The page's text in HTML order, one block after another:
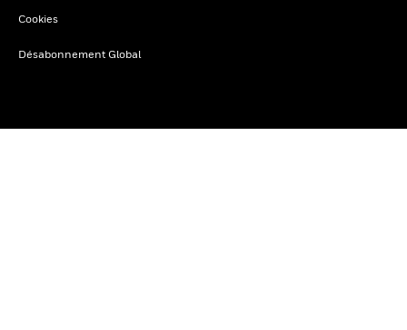
Cookies
Désabonnement Global